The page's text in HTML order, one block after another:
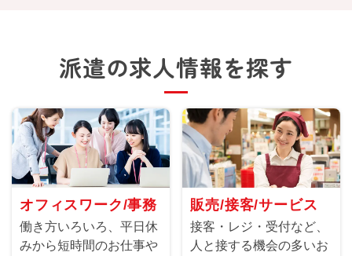
派遣の求人情報を探す
オフィスワーク/事務
働き方いろいろ、平日休
みから短時間のお仕事や
販売/接客/サービス
接客・レジ・受付など、
人と接する機会の多いお